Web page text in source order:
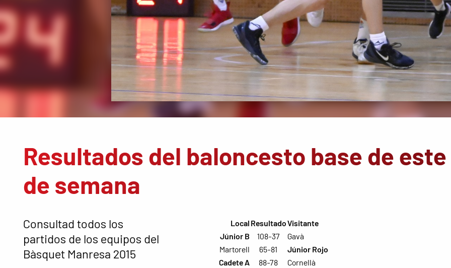
Resultados del baloncesto base de
de semana
Consultad todos los
partidos de los equipos del
Bàsquet Manresa 2015
Local ResultadoVisitante
Júnior B
108-37
Gavà
Martorell
65-81
Júnior Rojo
Cadete A
88-78
Cornellà